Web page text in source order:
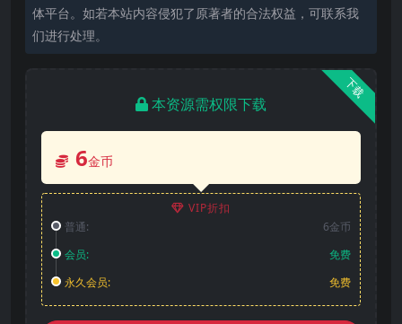
体平台。如若本站内容侵犯了原著者的合法权益，可联系我
们进行处理。
下载
本资源需权限下载
6金币
VIP折扣
普通:
6金币
会员:
免费
永久会员:
免费